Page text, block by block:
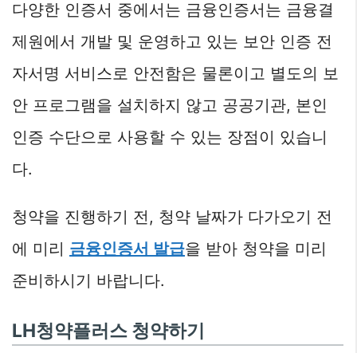
다양한 인증서 중에서는 금융인증서는 금융결
제원에서 개발 및 운영하고 있는 보안 인증 전
자서명 서비스로 안전함은 물론이고 별도의 보
안 프로그램을 설치하지 않고 공공기관, 본인
인증 수단으로 사용할 수 있는 장점이 있습니
다.
청약을 진행하기 전, 청약 날짜가 다가오기 전
에 미리 금융인증서 발급을 받아 청약을 미리
준비하시기 바랍니다.
LH청약플러스 청약하기